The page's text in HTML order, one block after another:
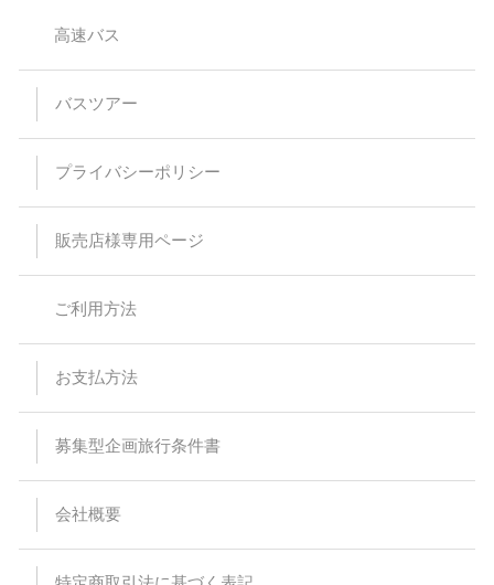
高速バス
バスツアー
プライバシーポリシー
販売店様専用ページ
ご利用方法
お支払方法
募集型企画旅行条件書
会社概要